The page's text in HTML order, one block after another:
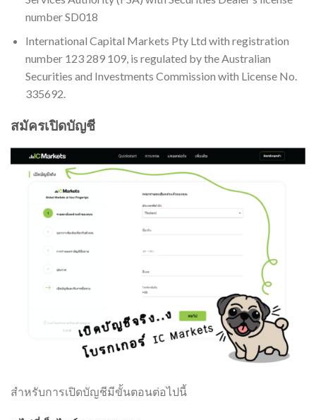
number SD018
International Capital Markets Pty Ltd with registration
number 123 289 109, is regulated by the Australian
Securities and Investments Commission with License No.
335692.
สมัครเปิดบัญชี
สำหรับการเปิดบัญชีมีขั้นตอนต่อไปนี้